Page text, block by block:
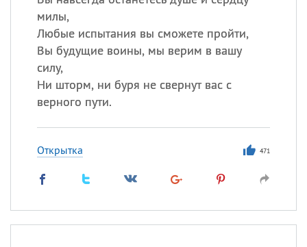
милы,
Любые испытания вы сможете пройти,
Вы будущие воины, мы верим в вашу
силу,
Ни шторм, ни буря не свернут вас с
верного пути.
Открытка 471